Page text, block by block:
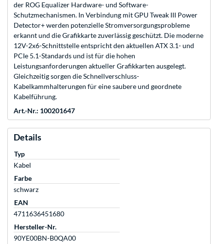
der ROG Equalizer Hardware- und Software-
Schutzmechanismen. In Verbindung mit GPU Tweak III Power
Detector+ werden potenzielle Stromversorgungsprobleme
erkannt und die Grafikkarte zuverlässig geschützt. Die moderne
12V-2x6-Schnittstelle entspricht den aktuellen ATX 3.1- und
PCIe 5.1-Standards und ist für die hohen
Leistungsanforderungen aktueller Grafikkarten ausgelegt.
Gleichzeitig sorgen die Schnellverschluss-
Kabelkammhalterungen für eine saubere und geordnete
Kabelführung.
Art.-Nr.: 100201647
Details
Typ
Kabel
Farbe
schwarz
EAN
4711636451680
Hersteller-Nr.
90YE00BN-B0QA00